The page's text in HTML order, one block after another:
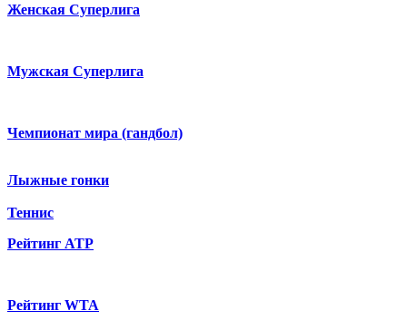
Женская Суперлига
Мужская Суперлига
Чемпионат мира (гандбол)
Лыжные гонки
Теннис
Рейтинг ATP
Рейтинг WTA